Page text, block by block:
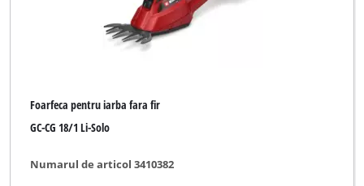
Foarfeca pentru iarba fara fir
GC-CG 18/1 Li-Solo
Numarul de articol 3410382